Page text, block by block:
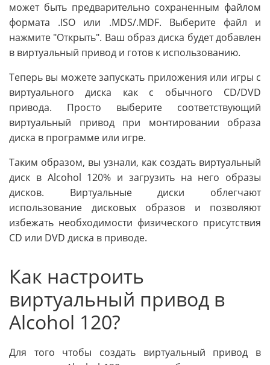
может быть предварительно сохраненным файлом
формата .ISO или .MDS/.MDF. Выберите файл и
нажмите "Открыть". Ваш образ диска будет добавлен
в виртуальный привод и готов к использованию.
Теперь вы можете запускать приложения или игры с
виртуального диска как с обычного CD/DVD
привода. Просто выберите соответствующий
виртуальный привод при монтировании образа
диска в программе или игре.
Таким образом, вы узнали, как создать виртуальный
диск в Alcohol 120% и загрузить на него образы
дисков. Виртуальные диски облегчают
использование дисковых образов и позволяют
избежать необходимости физического присутствия
CD или DVD диска в приводе.
Как настроить
виртуальный привод в
Alcohol 120?
Для того чтобы создать виртуальный привод в